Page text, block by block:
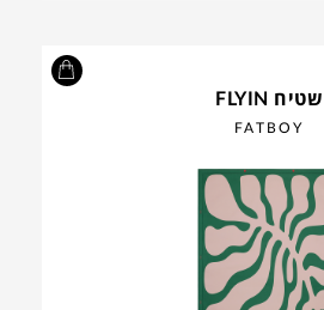
שטיח FLYIN
FATBOY